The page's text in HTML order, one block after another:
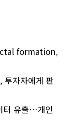
formation,
투자자에게 판
터 유출…개인